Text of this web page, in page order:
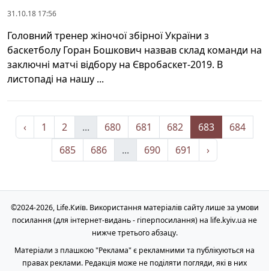
31.10.18 17:56
Головний тренер жіночої збірної України з
баскетболу Горан Бошкович назвав склад команди на
заключні матчі відбору на Євробаскет-2019. В
листопаді на нашу ...
‹ 1 2 ... 680 681 682 683
684
685
686 ... 690 691 ›
©2024-2026, Life.Київ. Використання матеріалів сайту лише за умови
посилання (для інтернет-видань - гіперпосилання) на life.kyiv.ua не
нижче третього абзацу.
Матеріали з плашкою "Реклама" є рекламними та публікуються на
правах реклами. Редакція може не поділяти погляди, які в них